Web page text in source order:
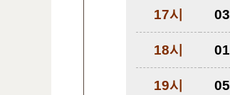
17시 03
18시 01
19시 05